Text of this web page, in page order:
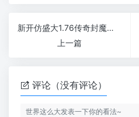
新开仿盛大1.76传奇封魔谷野外的精英也会爆出来好东西
上一篇
评论（没有评论）